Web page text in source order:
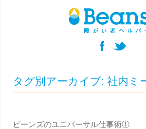
タグ別アーカイブ: 社内ミ
ビーンズのユニバーサル仕事術①